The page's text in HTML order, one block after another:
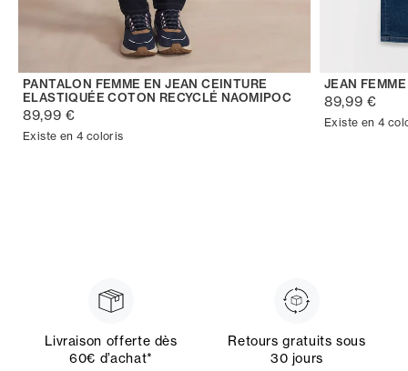
PANTALON FEMME EN JEAN CEINTURE
ELASTIQUÉE COTON RECYCLÉ NAOMIPOC
89,99 €
Existe en 4 coloris
JEAN
89,99 €
Existe en 4
Livraison offerte dès
60€ d’achat*
Retours gratuits sous
30 jours